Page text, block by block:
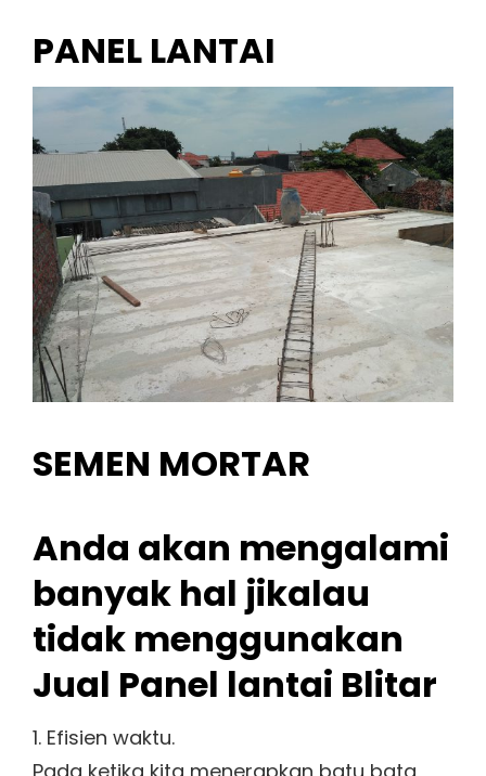
PANEL LANTAI
SEMEN MORTAR
Anda akan mengalami
banyak hal jikalau
tidak menggunakan
Jual Panel lantai Blitar
1. Efisien waktu.